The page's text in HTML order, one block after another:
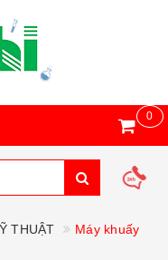
0
THUẬT
Máy khuấy